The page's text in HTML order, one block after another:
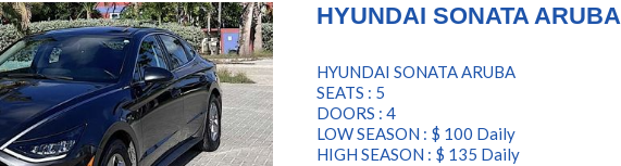
HYUNDAI SONATA ARUBA
HYUNDAI SONATA ARUBA
SEATS : 5
DOORS : 4
LOW SEASON : $ 100 Daily
HIGH SEASON : $ 135 Daily